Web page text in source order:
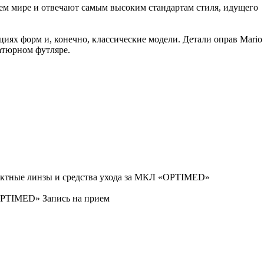
мире и отвечают самым высоким стандартам стиля, идущего
форм и, конечно, классические модели. Детали оправ Mario
футляре.
линзы и средства ухода за МКЛ «OPTIMED»
Запись на прием